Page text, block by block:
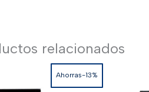
relacionados
Ahorras-13%